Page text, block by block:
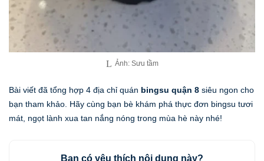
Ảnh: Sưu tầm
Bài viết đã tổng hợp 4 địa chỉ quán bingsu quận 8 siêu ngon cho
bạn tham khảo. Hãy cùng bạn bè khám phá thực đơn bingsu tươi
mát, ngọt lành xua tan nắng nóng trong mùa hè này nhé!
Bạn có yêu thích nội dung này?